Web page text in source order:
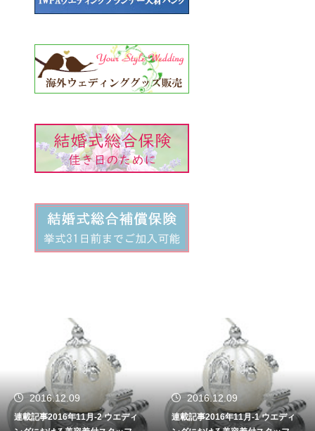
2016.12.09
連載記事2016年11月-1 ウエディ
2016.11.09
連載記事2016年10-2 サービス